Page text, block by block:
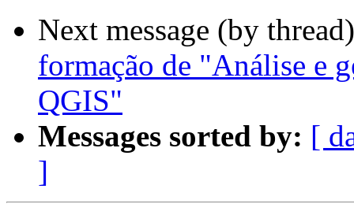
Next message (by
formação de "Análise e
QGIS"
Messages sorted by: [
]